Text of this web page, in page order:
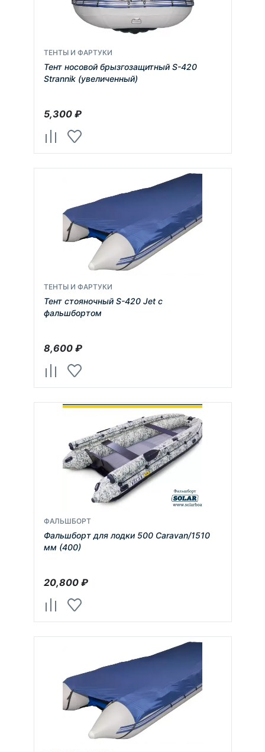
ТЕНТЫ И ФАРТУКИ
Тент носовой брызгозащитный S-420
Strannik (увеличенный)
5,300₽
ТЕНТЫ И ФАРТУКИ
Тент стояночный S-420 Jet с
фальшбортом
8,600₽
ФАЛЬШБОРТ
Фальшборт для лодки 500 Caravan/1510
мм (400)
20,800₽